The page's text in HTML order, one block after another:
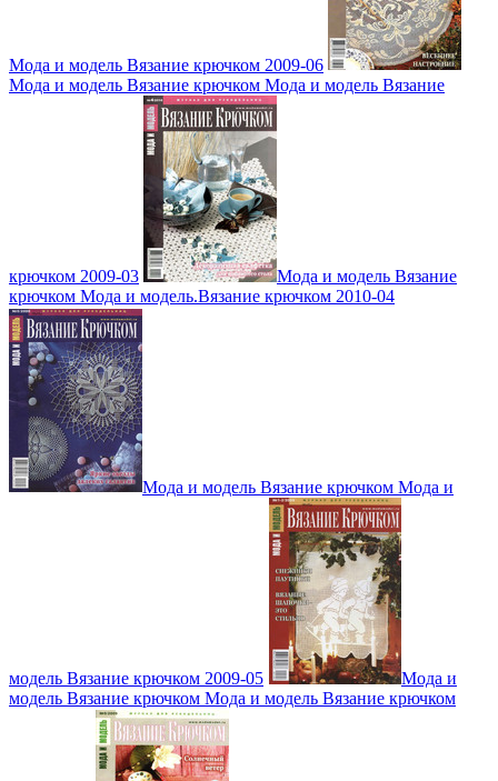
Мода и модель Вязание крючком 2009-06
Мода и модель Вязание крючком Мода и модель Вязание
крючком 2009-03
Мода и модель Вязание
крючком Мода и модель.Вязание крючком 2010-04
Мода и модель Вязание крючком Мода и
модель Вязание крючком 2009-05
Мода и
модель Вязание крючком Мода и модель Вязание крючком